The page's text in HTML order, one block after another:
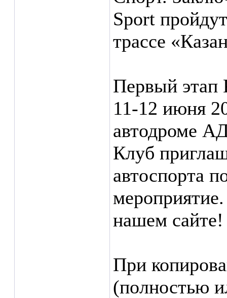
Sport
трассе
Первый этап
11-12 июня
автодроме
Клуб
автоспорта
нашем сайте!
При
(полностью